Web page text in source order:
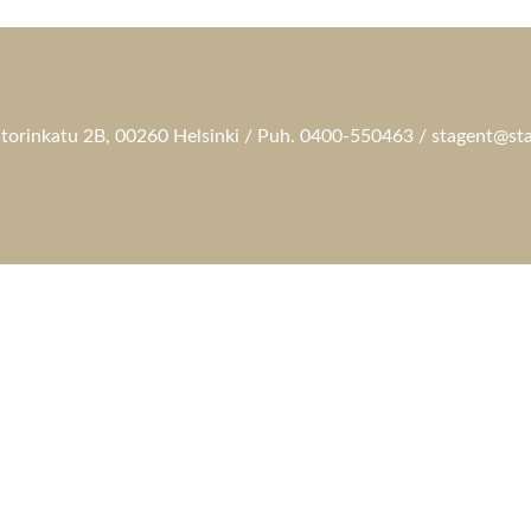
2B, 00260 Helsinki / Puh. 0400-550463 /